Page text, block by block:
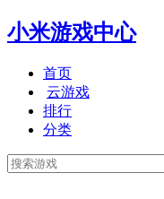
小米游戏中心
首页
云游戏
排行
分类